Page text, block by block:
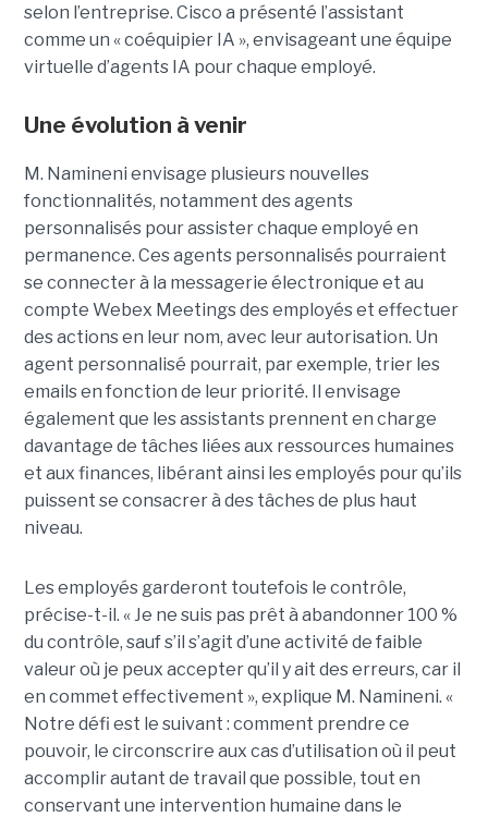
selon l’entreprise. Cisco a présenté l’assistant
comme un « coéquipier IA », envisageant une équipe
virtuelle d’agents IA pour chaque employé.
Une évolution à venir
M. Namineni envisage plusieurs nouvelles
fonctionnalités, notamment des agents
personnalisés pour assister chaque employé en
permanence. Ces agents personnalisés pourraient
se connecter à la messagerie électronique et au
compte Webex Meetings des employés et effectuer
des actions en leur nom, avec leur autorisation. Un
agent personnalisé pourrait, par exemple, trier les
emails en fonction de leur priorité. Il envisage
également que les assistants prennent en charge
davantage de tâches liées aux ressources humaines
et aux finances, libérant ainsi les employés pour qu’ils
puissent se consacrer à des tâches de plus haut
niveau.
Les employés garderont toutefois le contrôle,
précise-t-il. « Je ne suis pas prêt à abandonner 100 %
du contrôle, sauf s’il s’agit d’une activité de faible
valeur où je peux accepter qu’il y ait des erreurs, car il
en commet effectivement », explique M. Namineni. «
Notre défi est le suivant : comment prendre ce
pouvoir, le circonscrire aux cas d’utilisation où il peut
accomplir autant de travail que possible, tout en
conservant une intervention humaine dans le